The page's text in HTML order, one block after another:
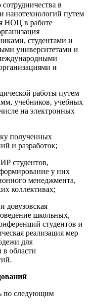
в
нанотехнологий путем
НОЦ в работе
студентами и
университетами и
и
работы путем
учебников, учебных
на электронных
полученных
и разработок;
студентов,
у них
менеджмента,
коллективах;
довузовская
школьных,
студентов и
реализация мер
для
в области
по следующим